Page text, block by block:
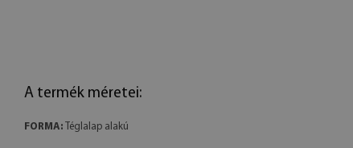
A termék méretei:
FORMA: Téglalap alakú